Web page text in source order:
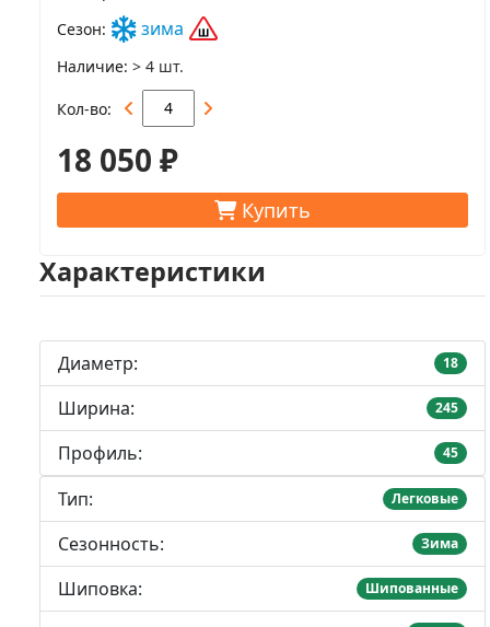
Сезон
зима
Наличие > 4 шт.
Кол-во
18 050 ₽
Купить
Характеристики
Диаметр: 18
Ширина: 245
Профиль: 45
Тип: Легковые
Сезонность: Зима
Шиповка: Шипованные